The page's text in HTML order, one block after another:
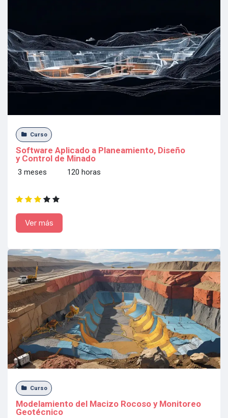
Curso
Software Aplicado a Planeamiento, Diseño
y Control de Minado
3 meses 120 horas
Ver más
Curso
Modelamiento del Macizo Rocoso y Monitoreo
Geotécnico